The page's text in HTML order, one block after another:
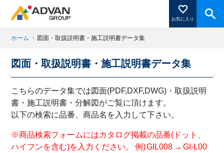
お気に入り
商品ページにある「お気に入り登録」を押すと登録した
商品がここに表示されます。
ホーム > 図面・取扱説明書・施工説明書データ集
図面・取扱説明書・施工説明書データ集
こちらのデータ集では図面(PDF,DXF,DWG)・取扱説明
書・施工説明書・分解図がご覧に頂けます。
以下の検索に品番、商品名を入力して下さい。
※商品検索フォームにはカタログ掲載の品番(ドット、
ハイフンを含む)を入力ください。 例) GIL008 → GI-L00